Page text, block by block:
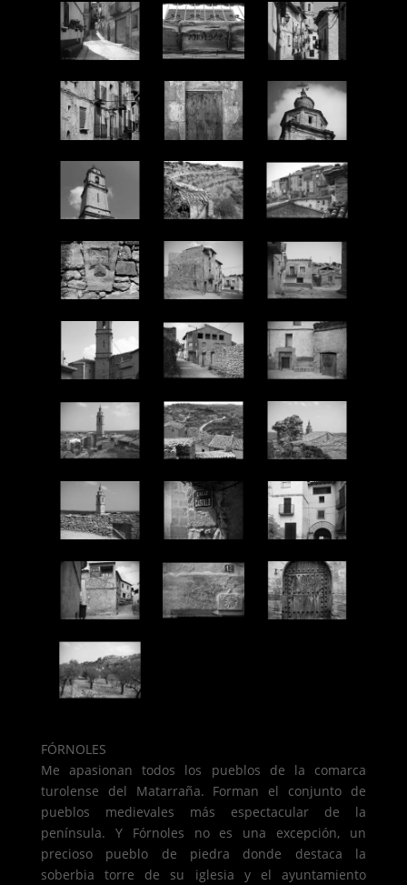
FÓRNOLES
Me apasionan todos los pueblos de la comarca
turolense del Matarraña. Forman el conjunto de
pueblos medievales más espectacular de la
península. Y Fórnoles no es una excepción, un
precioso pueblo de piedra donde destaca la
soberbia torre de su iglesia y el ayuntamiento